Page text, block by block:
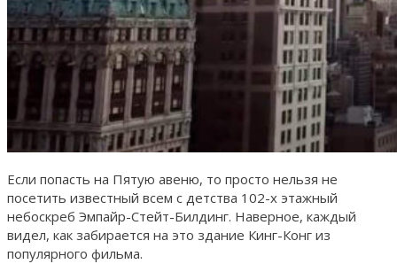
Если попасть на Пятую авеню, то просто нельзя не
посетить известный всем с детства 102-х этажный
небоскреб Эмпайр-Стейт-Билдинг. Наверное, каждый
видел, как забирается на это здание Кинг-Конг из
популярного фильма.